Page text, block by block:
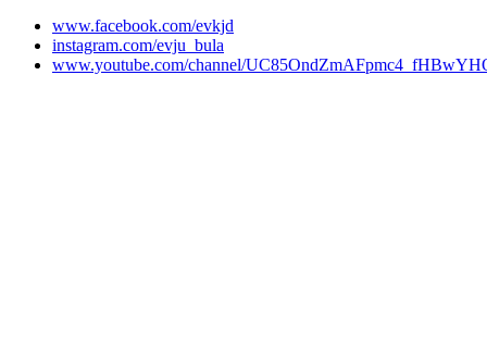
www.facebook.com/evkjd
instagram.com/evju_bula
www.youtube.com/channel/